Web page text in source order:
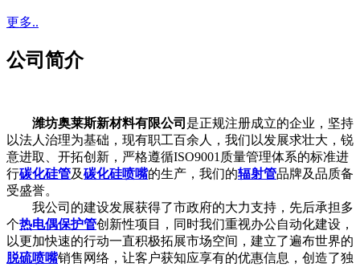
更多..
公司简介
潍坊奥莱斯新材料有限公司 是正规注册成立的企业，坚持
以法人治理为基础，现有职工百余人，我们以发展求壮大，锐
意进取、开拓创新，严格遵循ISO9001质量管理体系的标准进
行碳化硅管及碳化硅喷嘴的生产，我们的辐射管品牌及品质备
受盛誉。
我公司的建设发展获得了市政府的大力支持，先后承担多
个热电偶保护管创新性项目，同时我们重视办公自动化建设，
以更加快速的行动一直积极拓展市场空间，建立了遍布世界的
脱硫喷嘴销售网络，让客户获知应享有的优惠信息，创造了独